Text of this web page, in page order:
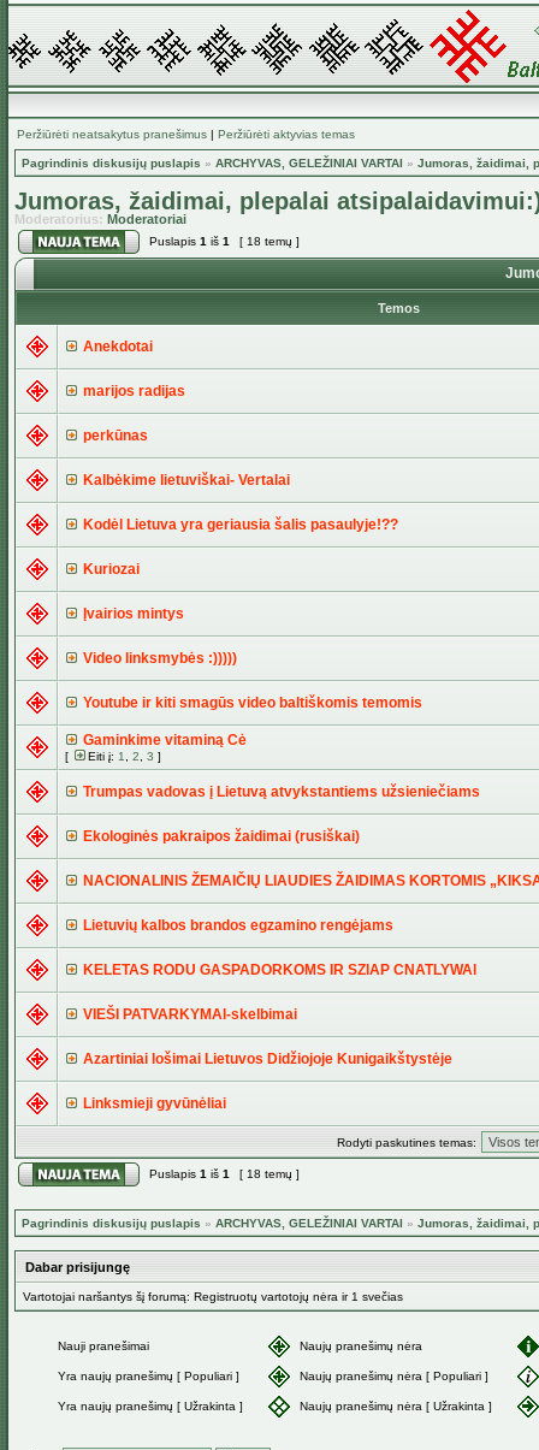
Peržiūrėti neatsakytus pranešimus | Peržiūrėti aktyvias temas
Pagrindinis diskusijų puslapis » ARCHYVAS, GELEŽINIAI VARTAI » Jumoras, žaidimai,
Jumoras, žaidimai, plepalai
Moderatorius: Moderatoriai
Puslapis 1 iš 1 [ 18 temų ]
Temos
Anekdotai
marijos radijas
perkūnas
Kalbėkime lietuviškai- Vertalai
Kodėl Lietuva yra geriausia šalis pasaulyje!??
Kuriozai
Įvairios mintys
Video linksmybės :)))))
Youtube ir kiti smagūs video baltiškomis temomis
Gaminkime vitaminą Cė
[ Eiti į: 1 2 3 ]
Trumpas vadovas į Lietuvą atvykstantiems užsieniečiams
Ekologinės pakraipos žaidimai (rusiškai)
NACIONALINIS ŽEMAIČIŲ LIAUDIES ŽAIDIMAS KORTOMIS
Lietuvių kalbos brandos egzamino rengėjams
KELETAS RODU GASPADORKOMS IR SZlAP CNATLYWAl
VIEŠI PATVARKYMAI-skelbimai
Azartiniai lošimai Lietuvos Didžiojoje Kunigaikštystėje
Linksmieji gyvūnėliai
Rodyti paskutines temas:
Puslapis 1 iš 1 [ 18 temų ]
Pagrindinis diskusijų puslapis » ARCHYVAS, GELEŽINIAI VARTAI » Jumoras, žaidimai,
Dabar prisijungę
Vartotojai naršantys šį forumą: Registruotų vartotojų nėra ir 1 svečias
Nauji pranešimai Naujų pranešimų nėra
Yra naujų pranešimų [ Populiari ] Naujų pranešimų nėra [ Populiari ]
Yra naujų pranešimų [ Užrakinta ] Naujų pranešimų nėra [ Užrakinta ]